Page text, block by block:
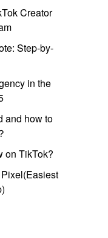
Creator
Step-by-
in the
and how to
on TikTok?